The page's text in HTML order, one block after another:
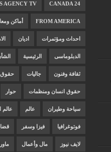
CANADA 24
AGENCY TV
FROM AMERICA أماكن
احداث ومؤتمرات اديان
الدبلوماسى الرئيسية
ثقافة وفنون جاليات حقوق
حقوق انسان ومنظمات حوار
سياحة وطيران عالم عالم
فوتوغرافيا فيزا وسفر
لايف نيوز مال وأعمال